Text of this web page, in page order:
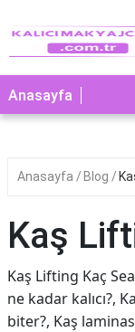
Anasayfa
Anasayfa Blog
Kaş
Kaş Lifting Kaç
ne kadar kalıcı?,
biter?, Kaş